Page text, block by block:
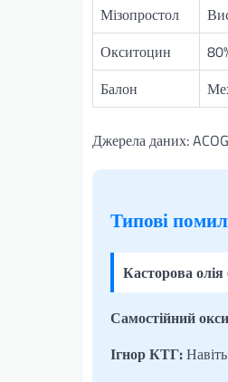
Мізопростол
Окситоцин
Балон
Джерела даних:
Типові
Касторова олія
Самостійний
Ігнор КТГ: